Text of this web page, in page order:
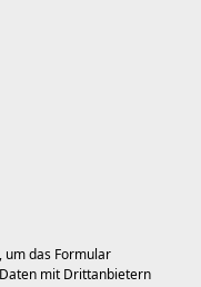
um das Formular
mit Drittanbietern